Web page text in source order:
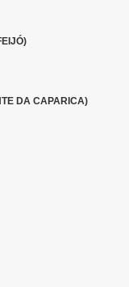
DA CAPARICA)